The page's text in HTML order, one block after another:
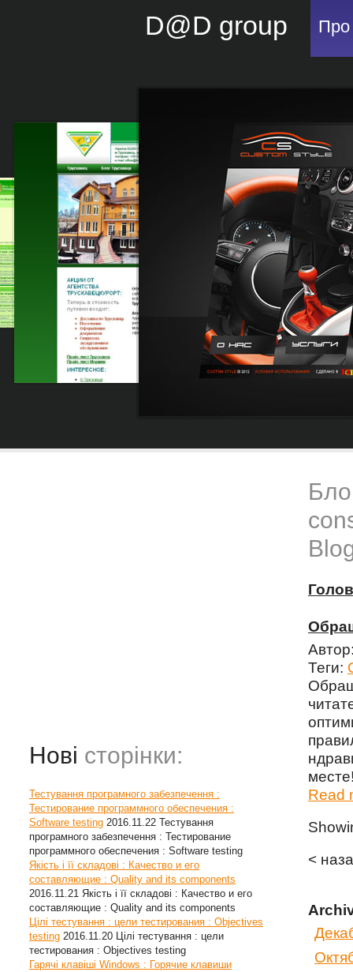
D@D group Про
Нові сторінки:
Тестування програмного забезпечення :
Тестирование программного обеспечения :
Software testing 2016.11.22 Тестування
програмного забезпечення : Тестирование
программного обеспечения : Software testing
Якість і її складові : Качество и его
составляющие : Quality and its components
2016.11.21 Якість і її складові : Качество и его
составляющие : Quality and its components
Цілі тестування : цели тестирования : Objectives
testing 2016.11.20 Цілі тестування : цели
тестирования : Objectives testing
Гарячі клавіші Windows : Горячие клавиши
Теги:
Read
<